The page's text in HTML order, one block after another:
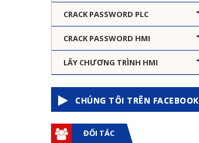
CRACK PASSWORD PLC
CRACK PASSWORD HMI
LẤY CHƯƠNG TRÌNH HMI
CHÚNG TÔI TRÊN FACEBOOK
ĐỐI TÁC